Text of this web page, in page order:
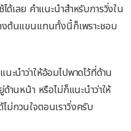
ด้เลย คำแนะนำสำหรับการวิ่งใน
ต้นแขนแทนทั้งนี้ก็เพราะชอบ
นำว่าให้อ้อมไปพาดไว้ที่ด้าน
านหน้า หรือไม่ก็แนะนำว่าให้
ไม่กวนใจตอนเราวิ่งครับ